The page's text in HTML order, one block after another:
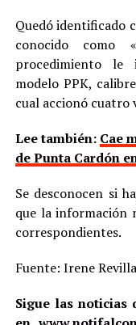
Quedó identificado
conocido como
procedimiento le
modelo PPK,
cual accionó cuatro
Lee también: Cae
de Punta Cardón
Se desconocen si
que la información
correspondientes.
Fuente: Irene
Sigue las noticias